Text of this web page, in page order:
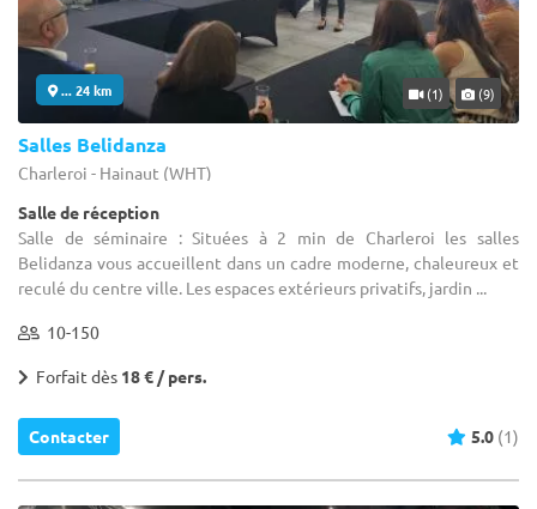
... 24 km (1) (9)
Salles Belidanza
Charleroi - Hainaut (WHT)
Salle de réception
Salle de séminaire : Situées à 2 min de Charleroi les salles
Belidanza vous accueillent dans un cadre moderne, chaleureux et
reculé du centre ville. Les espaces extérieurs privatifs, jardin ...
10-150
Forfait dès 18 € / pers.
Contacter 5.0 (1)